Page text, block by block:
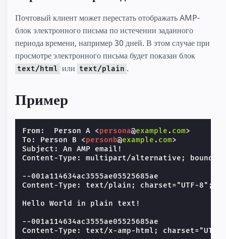
Почтовый клиент может перестать отображать AMP-
блок электронного письма по истечении заданного
периода времени, например 30 дней. В этом случае при
просмотре электронного письма будет показан блок
text/html или text/plain .
Пример
From:  Person A <persona@example . com>
To: Person B <personb@example . com>
Subject: An AMP email!
Content-Type: multipart/alternative;
--001a114634ac3555ae05525685ae
Content-Type: text/plain; charset="UTF-8";
Hello World in plain text!
--001a114634ac3555ae05525685ae
Content-Type: text/x-amp-html; charset="UTF-